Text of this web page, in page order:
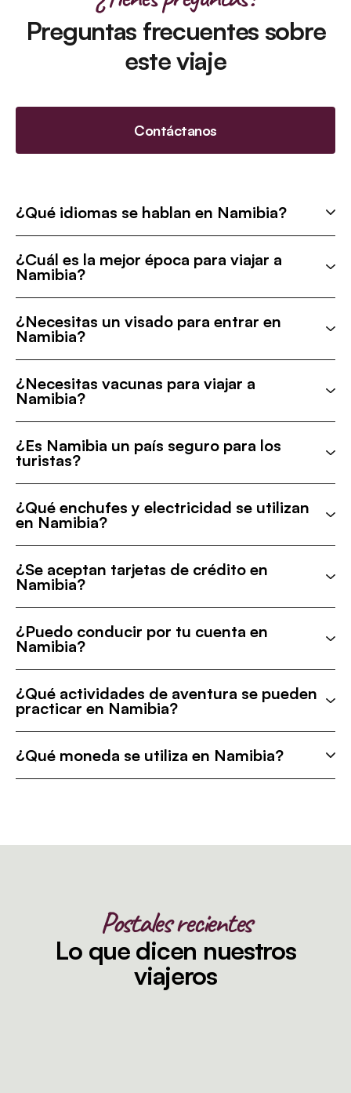
Preguntas frecuentes sobre
este viaje
Contáctanos
¿Qué idiomas se hablan en Namibia?
¿Cuál es la mejor época para viajar a
Namibia?
¿Necesitas un visado para entrar en
Namibia?
¿Necesitas vacunas para viajar a
Namibia?
¿Es Namibia un país seguro para los
turistas?
¿Qué enchufes y electricidad se utilizan
en Namibia?
¿Se aceptan tarjetas de crédito en
Namibia?
¿Puedo conducir por tu cuenta en
Namibia?
¿Qué actividades de aventura se pueden
practicar en Namibia?
¿Qué moneda se utiliza en Namibia?
Postales recientes
Lo que dicen nuestros
viajeros